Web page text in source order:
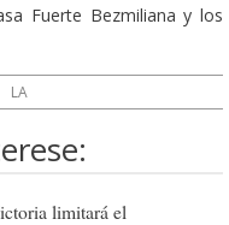
Fuerte Bezmiliana y los
LA
limitará el